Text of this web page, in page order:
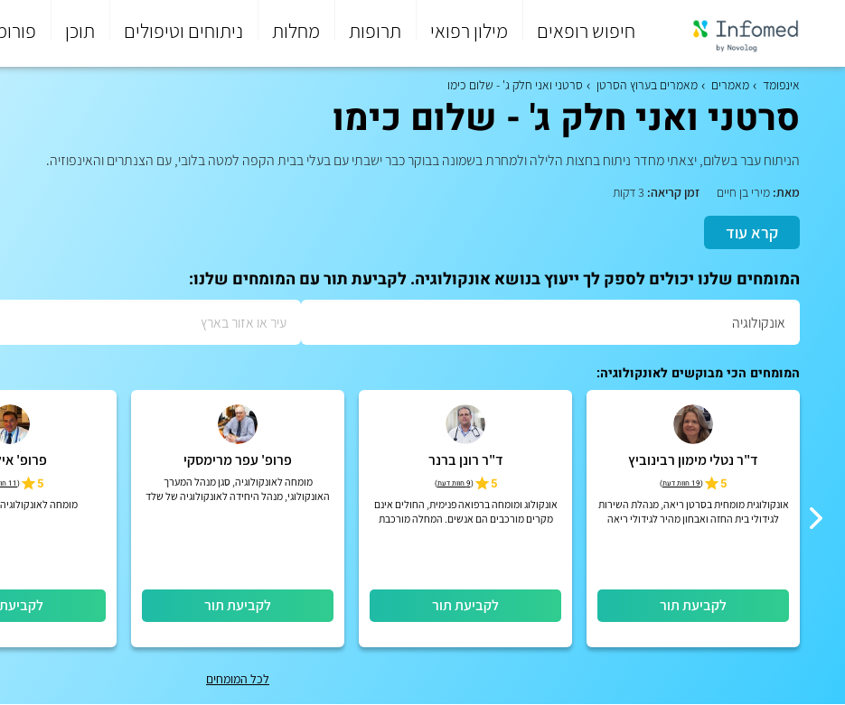
חיפוש רופאים מילון רפואי תרופות מחלות ניתוחים וטיפולים תוכן
סוף
התפריט
אינפומד מאמרים מאמרים בערוץ הסרטן סרטני ואני חלק ג' - שלום כימו
סרטני ואני חלק ג' - שלום כימו
הניתוח עבר בשלום, יצאתי מחדר ניתוח בחצות הלילה ולמחרת בשמונה בבוקר כבר ישבתי עם בעלי בבית הקפה למטה בלובי, עם הצנתרים והאינפוזיה.
מאת: מירי בן חיים זמן קריאה:
קרא עוד
המומחים שלנו יכולים לספק לך ייעוץ בנושא אונקולוגיה. לקביעת תור עם המומחים שלנו:
המומחים הכי מבוקשים לאונקולוגיה:
ד"ר נטלי מימון רבינוביץ
5
(19 חוות דעת )
אונקולוגית מומחית בסרטן ריאה, מנהלת השירות
לגידולי בית החזה ואבחון מהיר לגידולי ריאה
לקביעת תור
ד"ר רונן ברנר
5
(9 חוות דעת )
אונקולוג ומומחה ברפואה פנימית, החולים אינם
מקרים מורכבים הם אנשים. המחלה מורכבת
לקביעת תור
פרופ' עפר מרימסקי
מומחה לאונקולוגיה, סגן מנהל המערך
האונקולוגי, מנהל היחידה לאונקולוגיה של שלד
לקביעת תור
פרופ'
5
(11 חוות דעת
מומחה
לכל המומחים